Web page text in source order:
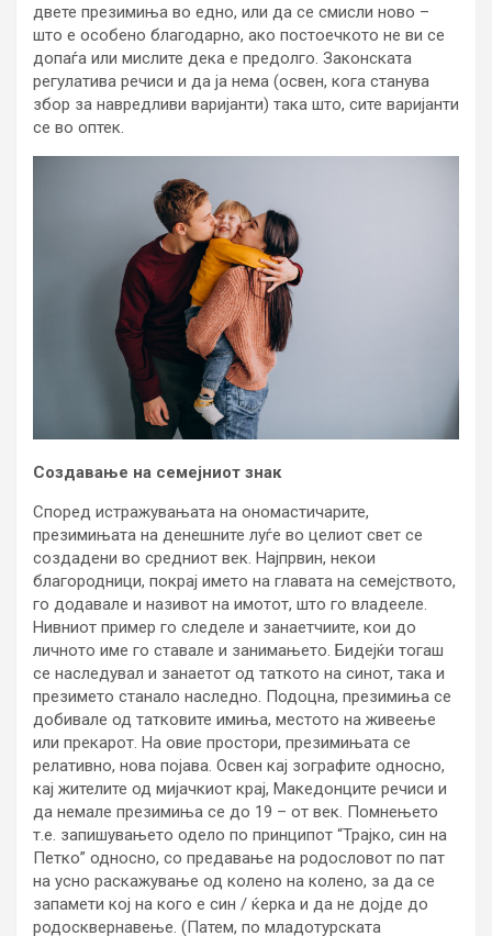
двете презимиња во едно, или да се смисли ново –
што е особено благодарно, ако постоечкото не ви се
допаѓа или мислите дека е предолго. Законската
регулатива речиси и да ја нема (освен, кога станува
збор за навредливи варијанти) така што, сите варијанти
се во оптек.
Создавање на семејниот знак
Според истражувањата на ономастичарите,
презимињата на денешните луѓе во целиот свет се
создадени во средниот век. Најпрвин, некои
благородници, покрај името на главата на семејството,
го додавале и називот на имотот, што го владееле.
Нивниот пример го следеле и занаетчиите, кои до
личното име го ставале и занимањето. Бидејќи тогаш
се наследувал и занаетот од таткото на синот, така и
презимето станало наследно. Подоцна, презимиња се
добивале од татковите имиња, местото на живеење
или прекарот. На овие простори, презимињата се
релативно, нова појава. Освен кај зографите односно,
кај жителите од мијачкиот крај, Македонците речиси и
да немале презимиња се до 19 – от век. Помнењето
т.е. запишувањето одело по принципот “Трајко, син на
Петко” односно, со предавање на родословот по пат
на усно раскажување од колено на колено, за да се
запамети кој на кого е син / ќерка и да не дојде до
родосквернавење. (Патем, по младотурската